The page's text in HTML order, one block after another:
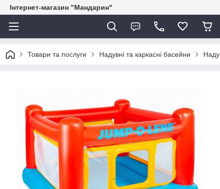
Інтернет-магазин "Мандарин"
Товари та послуги Надувні та каркасні басейни